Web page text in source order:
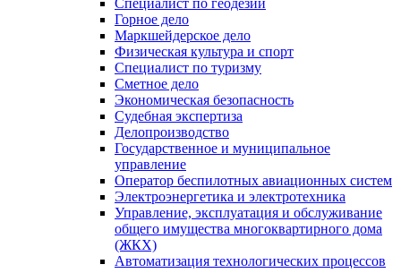
Специалист по геодезии
Горное дело
Маркшейдерское дело
Физическая культура и спорт
Специалист по туризму
Сметное дело
Экономическая безопасность
Судебная экспертиза
Делопроизводство
Государственное и муниципальное
управление
Оператор беспилотных авиационных систем
Электроэнергетика и электротехника
Управление, эксплуатация и обслуживание
общего имущества многоквартирного дома
(ЖКХ)
Автоматизация технологических процессов